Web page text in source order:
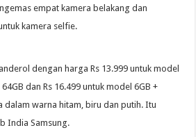
empat kamera belakang dan
kamera selfie.
dengan harga Rs 13.999 untuk model
dan Rs 16.499 untuk model 6GB +
dalam warna hitam, biru dan putih. Itu
India Samsung.